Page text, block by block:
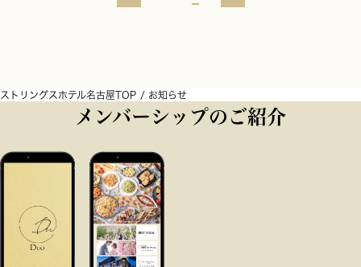
ストリングスホテル名古屋TOP お知らせ
メンバーシップのご紹介